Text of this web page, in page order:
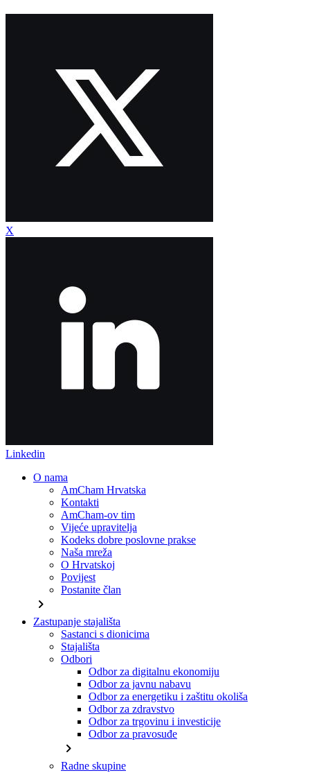
X
Linkedin
O nama
AmCham Hrvatska
Kontakti
AmCham-ov tim
Vijeće upravitelja
Kodeks dobre poslovne prakse
Naša mreža
O Hrvatskoj
Povijest
Postanite član
chevron_right
Zastupanje stajališta
Sastanci s dionicima
Stajališta
Odbori
Odbor za digitalnu ekonomiju
Odbor za javnu nabavu
Odbor za energetiku i zaštitu okoliša
Odbor za zdravstvo
Odbor za trgovinu i investicije
Odbor za pravosuđe
chevron_right
Radne skupine